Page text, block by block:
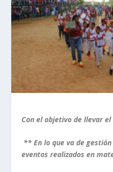
Con el objetivo de llevar
** En lo que va de
eventos realizados en